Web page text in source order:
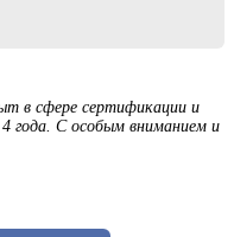
в сфере сертификации и
года. С особым вниманием и